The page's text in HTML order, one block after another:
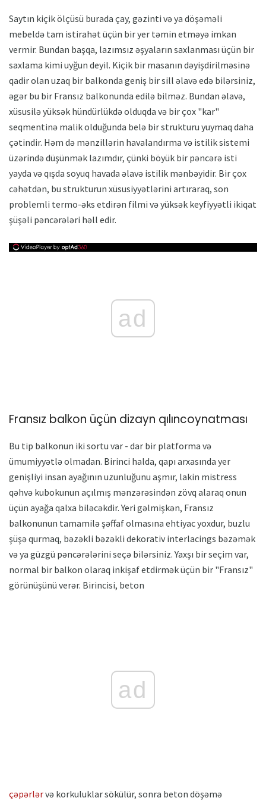
Saytın kiçik ölçüsü burada çay, gəzinti və ya döşəməli
mebeldə tam istirahət üçün bir yer təmin etməyə imkan
vermir. Bundan başqa, lazımsız əşyaların saxlanması üçün bir
saxlama kimi uyğun deyil. Kiçik bir masanın dəyişdirilməsinə
qadir olan uzaq bir balkonda geniş bir sill əlavə edə bilərsiniz,
əgər bu bir Fransız balkonunda edilə bilməz. Bundan əlavə,
xüsusilə yüksək hündürlükdə olduqda və bir çox "kar"
seqmentinə malik olduğunda belə bir strukturu yuymaq daha
çətindir. Həm də mənzillərin havalandırma və istilik sistemi
üzərində düşünmək lazımdır, çünki böyük bir pəncərə isti
yayda və qışda soyuq havada əlavə istilik mənbəyidir. Bir çox
cəhətdən, bu strukturun xüsusiyyətlərini artıraraq, son
problemli termo-əks etdirən filmi və yüksək keyfiyyətli ikiqat
şüşəli pəncərələri həll edir.
ad
Fransız balkon üçün dizayn qılıncoynatması
Bu tip balkonun iki sortu var - dar bir platforma və
ümumiyyətlə olmadan. Birinci halda, qapı arxasında yer
genişliyi insan ayağının uzunluğunu aşmır, lakin mistress
qəhvə kubokunun açılmış mənzərəsindən zövq alaraq onun
üçün ayağa qalxa biləcəkdir. Yeri gəlmişkən, Fransız
balkonunun tamamilə şəffaf olmasına ehtiyac yoxdur, buzlu
şüşə qurmaq, bəzəkli bəzəkli dekorativ interlacings bəzəmək
və ya güzgü pəncərələrini seçə bilərsiniz. Yaxşı bir seçim var,
normal bir balkon olaraq inkişaf etdirmək üçün bir "Fransız"
görünüşünü verər. Birincisi, beton
ad
çəpərlərvə korkuluklar sökülür, sonra beton döşəmə